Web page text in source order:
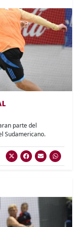
parte del
Sudamericano.